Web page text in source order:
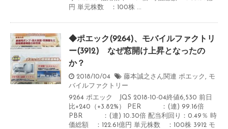
円 単元株数 ：100株 ...
◆ポエック(9264)、モバイルファクトリ
ー(3912) なぜ窓開け上昇となったの
か？
2018/10/04 藤本誠之さん関連 ポエック , モ
バイルファクトリー
9264 ポエック JQS 2018-10-04終値6,530 前日
比+240（+3.82%） PER ：(連) 99.16倍
PBR ：(連) 10.30倍 配当利回り：0.49％ 時
価総額 ：122.61億円 単元株数 ：100株 3912 モ